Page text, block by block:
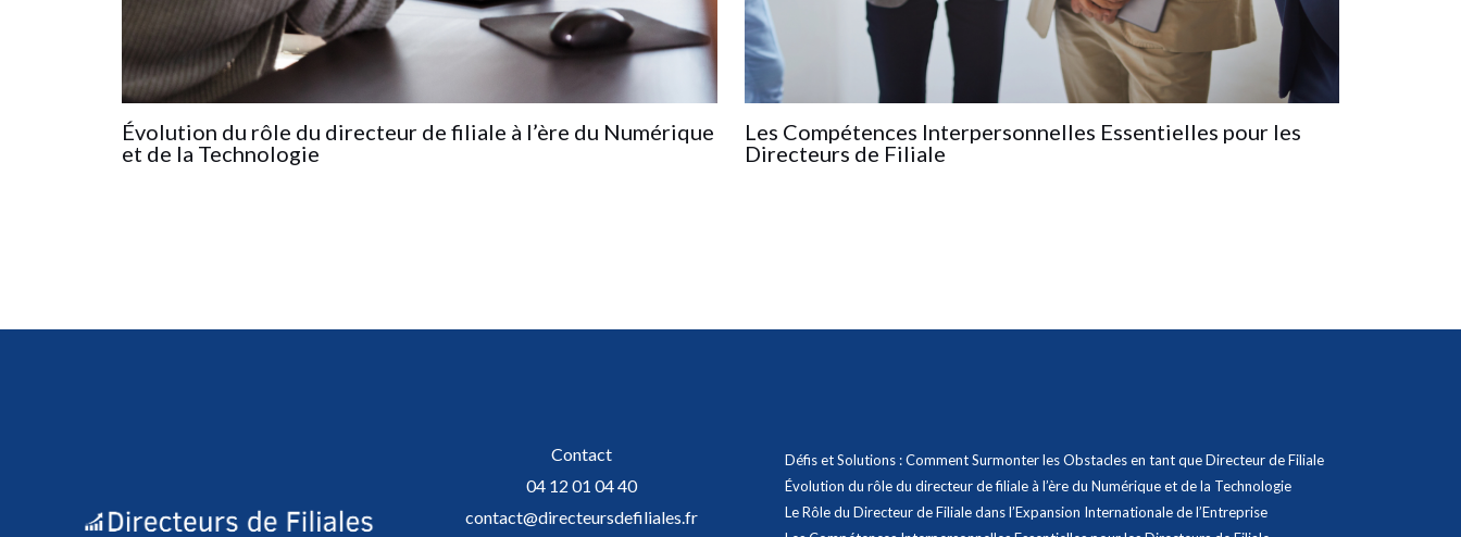
Évolution du rôle du directeur de filiale à l’ère du Numérique
et de la Technologie
Les Compétences Interpersonnelles Essentielles pour les
Directeurs de Filiale
Contact
04 12 01 04 40
contact@directeursdefiliales.fr
Défis et Solutions : Comment Surmonter les Obstacles en tant que Directeur de Filiale
Évolution du rôle du directeur de filiale à l’ère du Numérique et de la Technologie
Le Rôle du Directeur de Filiale dans l’Expansion Internationale de l’Entreprise